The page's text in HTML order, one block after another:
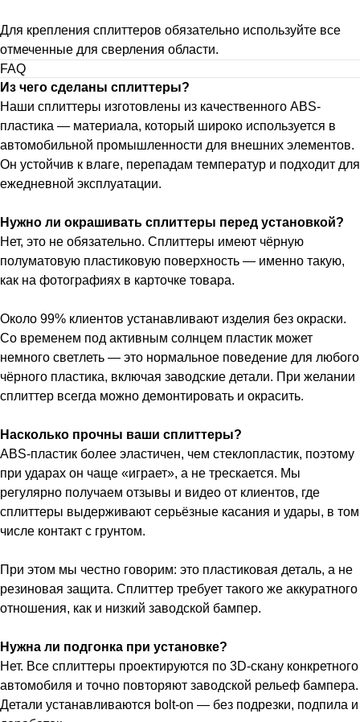
Для крепления сплиттеров обязательно используйте все
отмеченные для сверления области.
FAQ
Из чего сделаны сплиттеры?
Наши сплиттеры изготовлены из качественного ABS-
пластика — материала, который широко используется в
автомобильной промышленности для внешних элементов.
Он устойчив к влаге, перепадам температур и подходит для
ежедневной эксплуатации.
Нужно ли окрашивать сплиттеры перед установкой?
Нет, это не обязательно. Сплиттеры имеют чёрную
полуматовую пластиковую поверхность — именно такую,
как на фотографиях в карточке товара.
Около 99% клиентов устанавливают изделия без окраски.
Со временем под активным солнцем пластик может
немного светлеть — это нормальное поведение для любого
чёрного пластика, включая заводские детали. При желании
сплиттер всегда можно демонтировать и окрасить.
Насколько прочны ваши сплиттеры?
ABS-пластик более эластичен, чем стеклопластик, поэтому
при ударах он чаще «играет», а не трескается. Мы
регулярно получаем отзывы и видео от клиентов, где
сплиттеры выдерживают серьёзные касания и удары, в том
числе контакт с грунтом.
При этом мы честно говорим: это пластиковая деталь, а не
резиновая защита. Сплиттер требует такого же аккуратного
отношения, как и низкий заводской бампер.
Нужна ли подгонка при установке?
Нет. Все сплиттеры проектируются по 3D-скану конкретного
автомобиля и точно повторяют заводской рельеф бампера.
Детали устанавливаются bolt-on — без подрезки, подпила и